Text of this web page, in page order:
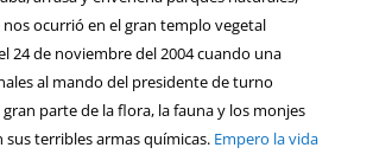
ocurrió en el gran templo vegetal
24 de noviembre del 2004 cuando una
al mando del presidente de turno
parte de la flora, la fauna y los monjes
terribles armas químicas.Empero la vida